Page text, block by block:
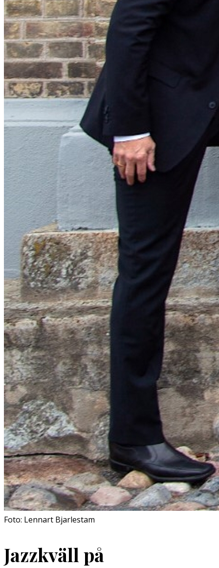
Foto: Lennart Bjarlestam
Jazzkväll på